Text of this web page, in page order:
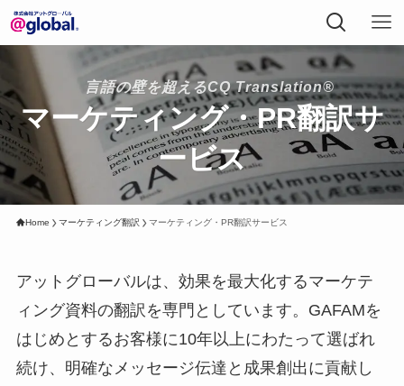
マーケティング・PR翻訳サ
ービス
言語の壁を超えるCQ Translation®
Home マーケティング翻訳 マーケティング・PR翻訳サービス
アットグローバルは、効果を最大化するマーケテ
ィング資料の翻訳を専門としています。GAFAMを
はじめとするお客様に10年以上にわたって選ばれ
続け、明確なメッセージ伝達と成果創出に貢献し